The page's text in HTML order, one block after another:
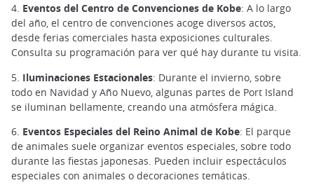
4. Eventos del Centro de Convenciones de Kobe: A lo largo
del año, el centro de convenciones acoge diversos actos,
desde ferias comerciales hasta exposiciones culturales.
Consulta su programación para ver qué hay durante tu visita.
5. Iluminaciones Estacionales: Durante el invierno, sobre
todo en Navidad y Año Nuevo, algunas partes de Port Island
se iluminan bellamente, creando una atmósfera mágica.
6. Eventos Especiales del Reino Animal de Kobe: El parque
de animales suele organizar eventos especiales, sobre todo
durante las fiestas japonesas. Pueden incluir espectáculos
especiales con animales o decoraciones temáticas.